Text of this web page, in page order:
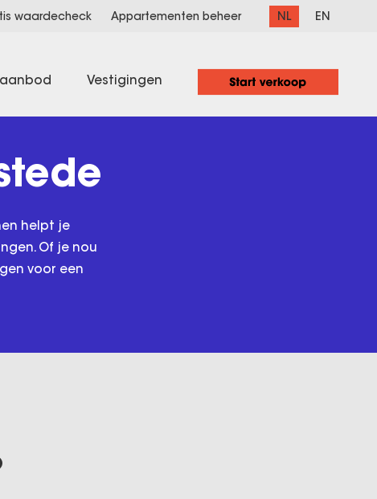
waardecheck Appartementen beheer NL EN
Vestigingen
helpt je
Of je nou
voor een